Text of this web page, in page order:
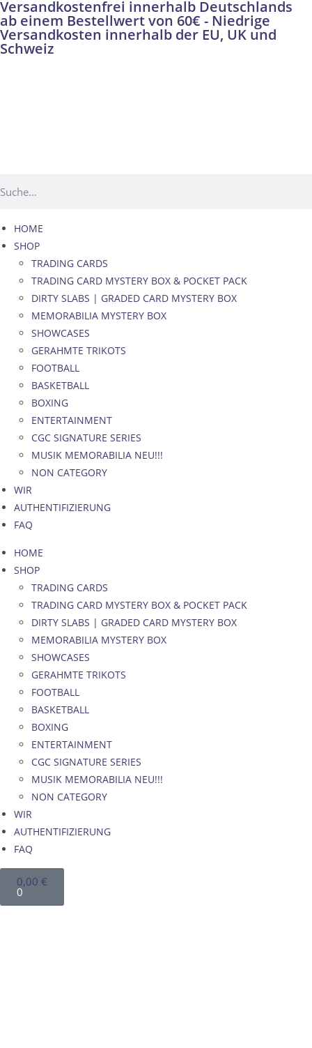
Versandkostenfrei innerhalb Deutschlands
ab einem Bestellwert von 60€ - Niedrige
Versandkosten innerhalb der EU, UK und
Schweiz
HOME
SHOP
TRADING CARDS
TRADING CARD MYSTERY BOX & POCKET PACK
DIRTY SLABS | GRADED CARD MYSTERY BOX
MEMORABILIA MYSTERY BOX
SHOWCASES
GERAHMTE TRIKOTS
FOOTBALL
BASKETBALL
BOXING
ENTERTAINMENT
CGC SIGNATURE SERIES
MUSIK MEMORABILIA NEU!!!
NON CATEGORY
WIR
AUTHENTIFIZIERUNG
FAQ
HOME
SHOP
TRADING CARDS
TRADING CARD MYSTERY BOX & POCKET PACK
DIRTY SLABS | GRADED CARD MYSTERY BOX
MEMORABILIA MYSTERY BOX
SHOWCASES
GERAHMTE TRIKOTS
FOOTBALL
BASKETBALL
BOXING
ENTERTAINMENT
CGC SIGNATURE SERIES
MUSIK MEMORABILIA NEU!!!
NON CATEGORY
WIR
AUTHENTIFIZIERUNG
FAQ
0,00 €
0